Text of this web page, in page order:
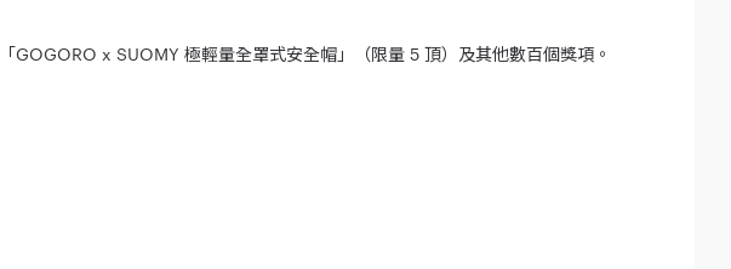
x SUOMY 極輕量全罩式安全帽」（限量 5 頂）及其他數百個獎項。